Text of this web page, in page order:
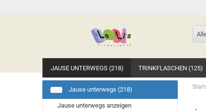
JAUSE UNTERWEGS (218) TRINKFLASCHEN (125)
Jause unterwegs (218)
Jause unterwegs anzeigen